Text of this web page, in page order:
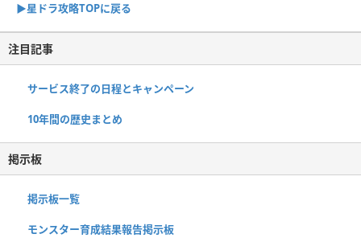
▶︎星ドラ攻略TOPに戻る
注目記事
サービス終了の日程とキャンペーン
10年間の歴史まとめ
掲示板
掲示板一覧
モンスター育成結果報告掲示板